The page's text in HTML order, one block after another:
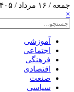
جمعه / ۱۶ مرداد / ۱۴۰۵
×
آموزشی
اجتماعی
فرهنگی
اقتصادی
صنعت
سیاسی